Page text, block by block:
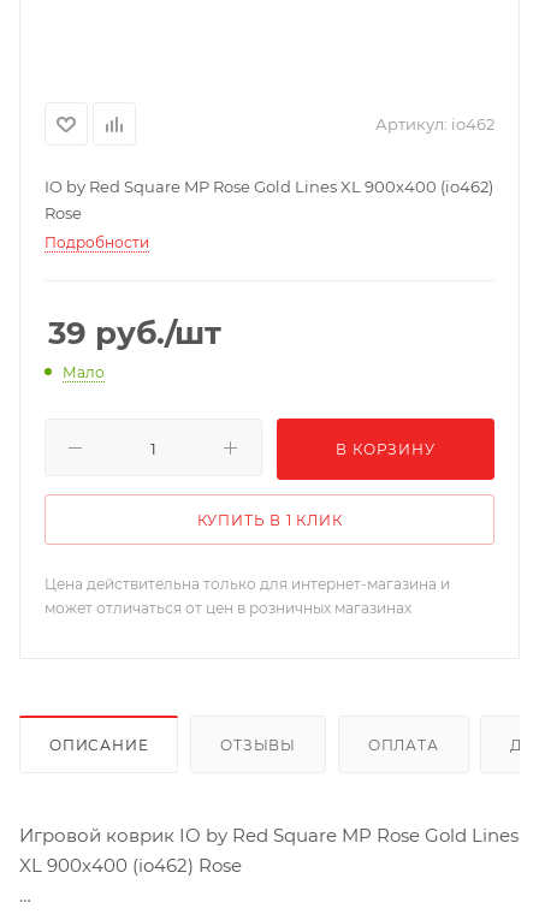
Артикул: io462
IO by Red Square MP Rose Gold Lines XL 900х400 (io462)
Rose
Подробности
39 руб./шт
Мало
В КОРЗИНУ
КУПИТЬ В 1 КЛИК
Цена действительна только для интернет-магазина и
может отличаться от цен в розничных магазинах
ОПИСАНИЕ ОТЗЫВЫ ОПЛАТА
Игровой коврик IO by Red Square MP Rose Gold Lines
XL 900х400 (io462) Rose